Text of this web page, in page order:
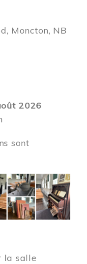
Moncton, NB
2026
sont
la salle